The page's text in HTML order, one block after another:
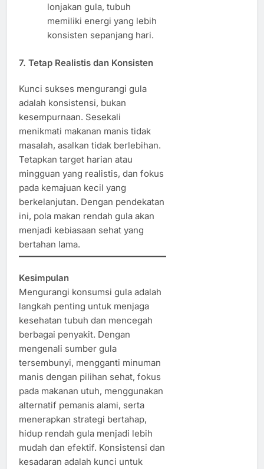
lonjakan gula, tubuh
memiliki energi yang lebih
konsisten sepanjang hari.
7. Tetap Realistis dan Konsisten
Kunci sukses mengurangi gula
adalah konsistensi, bukan
kesempurnaan. Sesekali
menikmati makanan manis tidak
masalah, asalkan tidak berlebihan.
Tetapkan target harian atau
mingguan yang realistis, dan fokus
pada kemajuan kecil yang
berkelanjutan. Dengan pendekatan
ini, pola makan rendah gula akan
menjadi kebiasaan sehat yang
bertahan lama.
Kesimpulan
Mengurangi konsumsi gula adalah
langkah penting untuk menjaga
kesehatan tubuh dan mencegah
berbagai penyakit. Dengan
mengenali sumber gula
tersembunyi, mengganti minuman
manis dengan pilihan sehat, fokus
pada makanan utuh, menggunakan
alternatif pemanis alami, serta
menerapkan strategi bertahap,
hidup rendah gula menjadi lebih
mudah dan efektif. Konsistensi dan
kesadaran adalah kunci untuk